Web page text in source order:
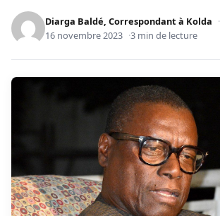
Diarga Baldé, Correspondant à Kolda
16 novembre 2023
3 min de lecture